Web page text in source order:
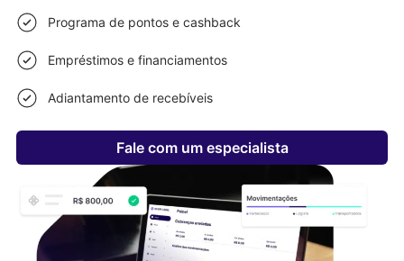
Programa de pontos e cashback
Empréstimos e financiamentos
Adiantamento de recebíveis
Fale com um especialista